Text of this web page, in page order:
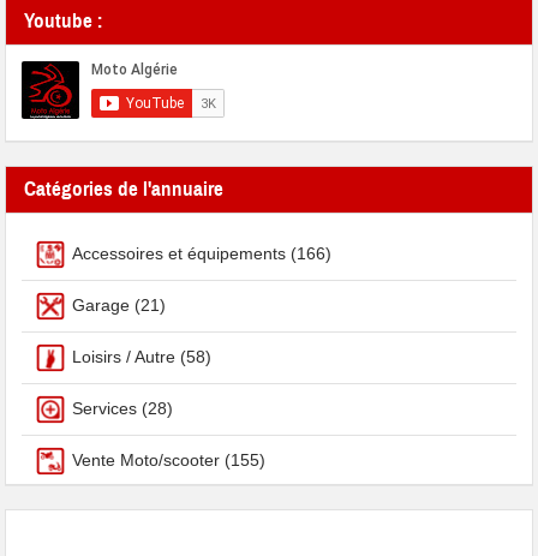
Youtube :
Catégories de l'annuaire
Accessoires et équipements (166)
Garage (21)
Loisirs / Autre (58)
Services (28)
Vente Moto/scooter (155)